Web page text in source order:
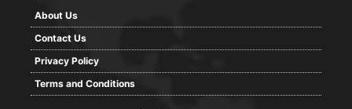
About Us
Contact Us
Privacy Policy
Terms and Conditions